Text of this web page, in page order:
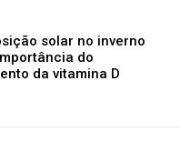
solar no inverno
do
da vitamina D